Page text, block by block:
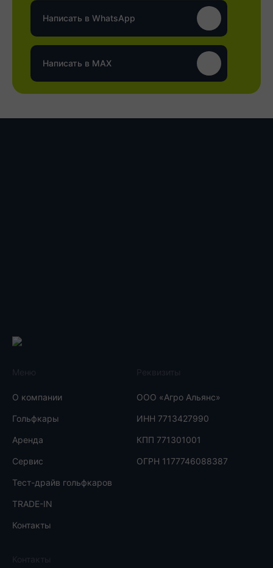
Написать в WhatsApp
Написать в MAX
О компании
Гольфкары
Аренда
Сервис
Тест-драйв гольфкаров
TRADE-IN
Контакты
ООО «Агро Альянс»
ИНН 7713427990
КПП 771301001
ОГРН 1177746088387